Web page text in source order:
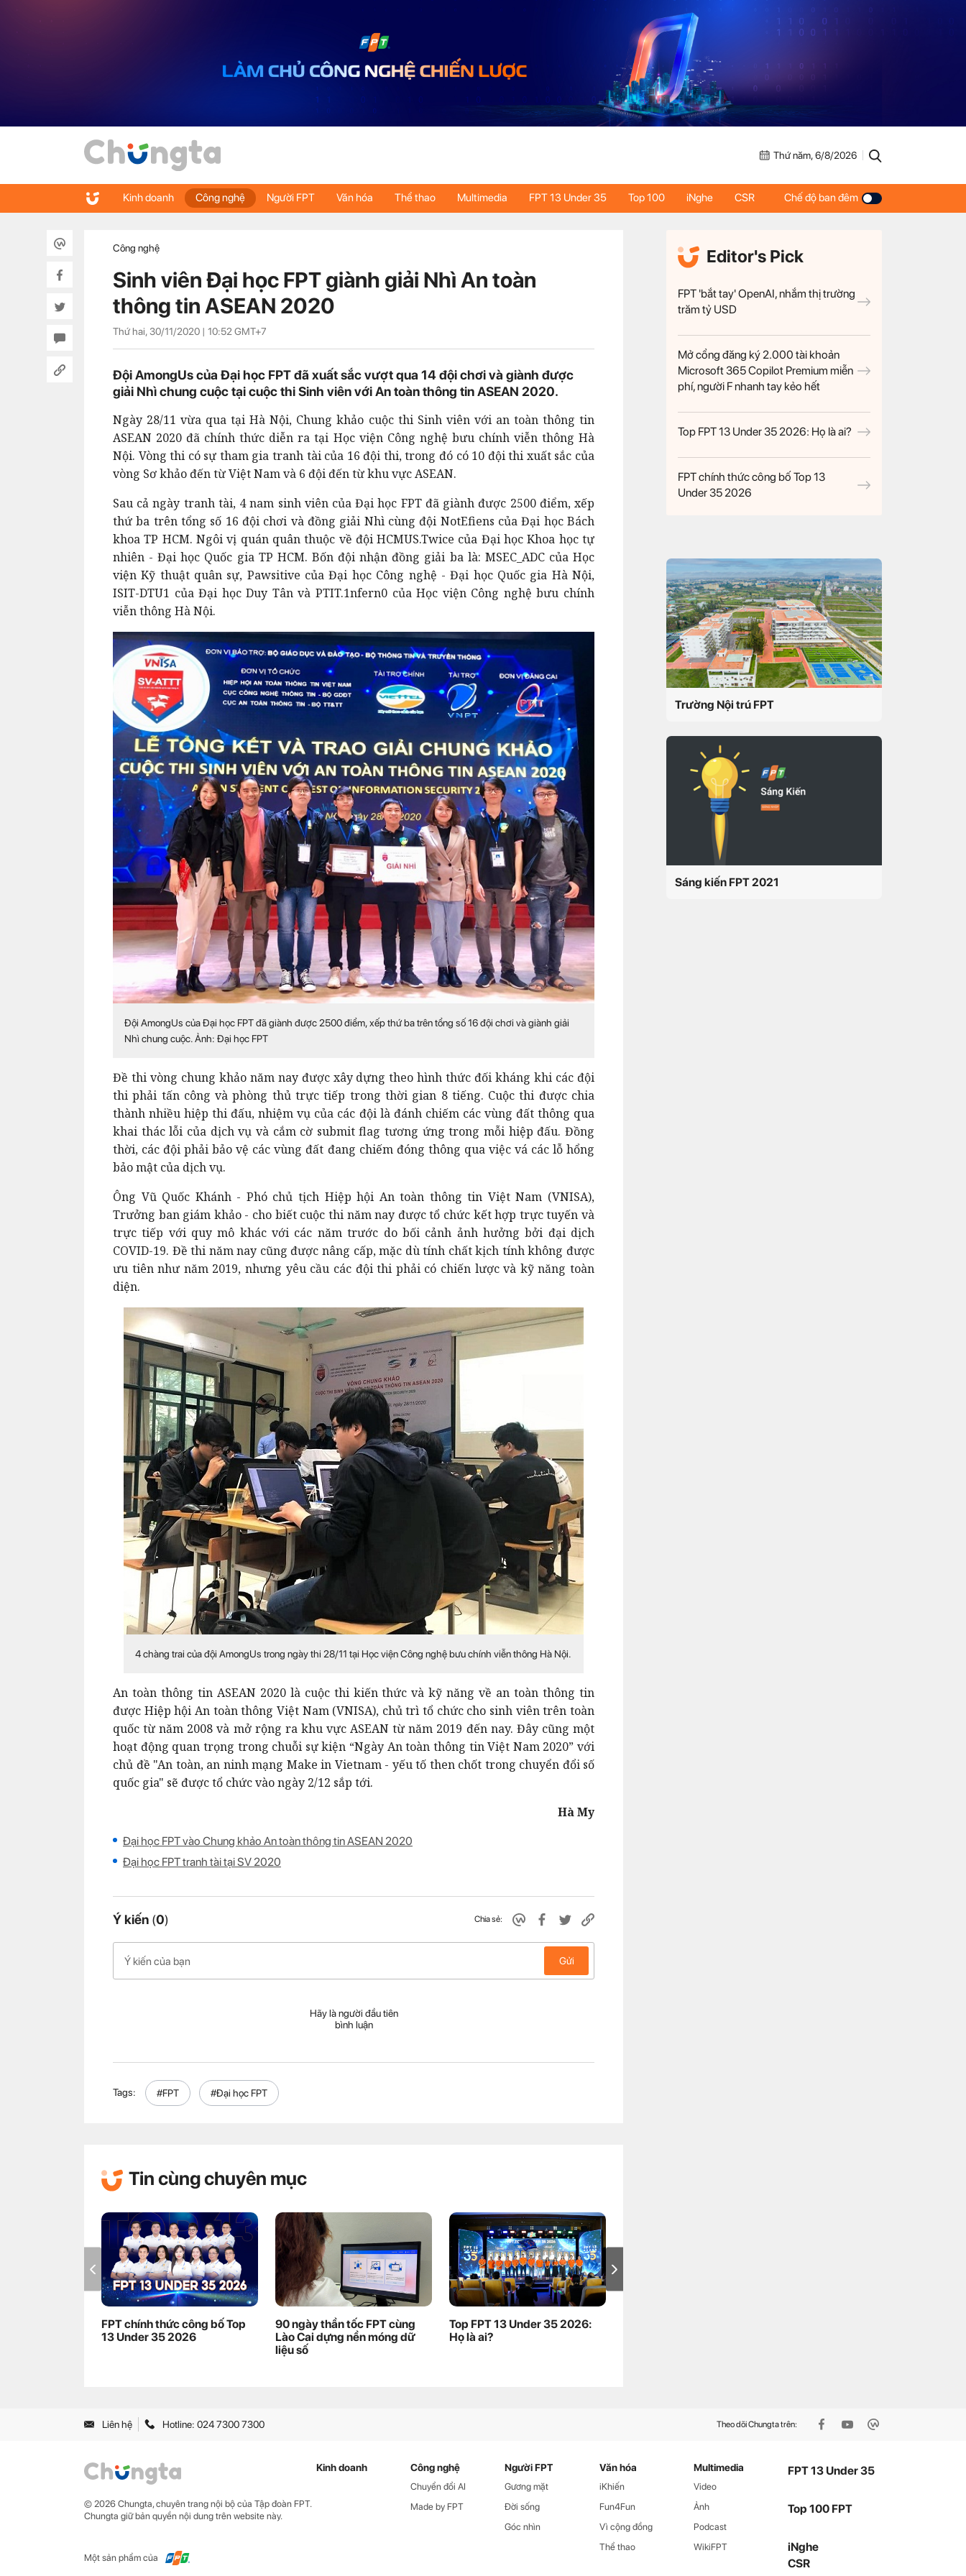
Thứ năm, 6/8/2026
Kinh doanh Công nghệ Người FPT Văn hóa Thể thao Multimedia FPT 13 Under 35 Top 100 iNghe CSR Chế độ ban đêm
Công nghệ
Sinh viên Đại học FPT giành giải Nhì An toàn
thông tin ASEAN 2020
Thứ hai, 30/11/2020 | 10:52 GMT+7
Đội AmongUs của Đại học FPT đã xuất sắc vượt qua 14 đội chơi và giành được
giải Nhì chung cuộc tại cuộc thi Sinh viên với An toàn thông tin ASEAN 2020.
Ngày 28/11 vừa qua tại Hà Nội, Chung khảo cuộc thi Sinh viên với an toàn thông tin
ASEAN 2020 đã chính thức diễn ra tại Học viện Công nghệ bưu chính viễn thông Hà
Nội. Vòng thi có sự tham gia tranh tài của 16 đội thi, trong đó có 10 đội thi xuất sắc của
vòng Sơ khảo đến từ Việt Nam và 6 đội đến từ khu vực ASEAN.
Sau cả ngày tranh tài, 4 nam sinh viên của Đại học FPT đã giành được 2500 điểm, xếp
thứ ba trên tổng số 16 đội chơi và đồng giải Nhì cùng đội NotEfiens của Đại học Bách
khoa TP HCM. Ngôi vị quán quân thuộc về đội HCMUS.Twice của Đại học Khoa học tự
nhiên - Đại học Quốc gia TP HCM. Bốn đội nhận đồng giải ba là: MSEC_ADC của Học
viện Kỹ thuật quân sự, Pawsitive của Đại học Công nghệ - Đại học Quốc gia Hà Nội,
ISIT-DTU1 của Đại học Duy Tân và PTIT.1nfern0 của Học viện Công nghệ bưu chính
viễn thông Hà Nội.
Đội AmongUs của Đại học FPT đã giành được 2500 điểm, xếp thứ ba trên tổng số 16 đội chơi và giành giải
Nhì chung cuộc. Ảnh: Đại học FPT
Đề thi vòng chung khảo năm nay được xây dựng theo hình thức đối kháng khi các đội
thi phải tấn công và phòng thủ trực tiếp trong thời gian 8 tiếng. Cuộc thi được chia
thành nhiều hiệp thi đấu, nhiệm vụ của các đội là đánh chiếm các vùng đất thông qua
khai thác lỗi của dịch vụ và cắm cờ submit flag tương ứng trong mỗi hiệp đấu. Đồng
thời, các đội phải bảo vệ các vùng đất đang chiếm đóng thông qua việc vá các lỗ hổng
bảo mật của dịch vụ.
Ông Vũ Quốc Khánh - Phó chủ tịch Hiệp hội An toàn thông tin Việt Nam (VNISA),
Trưởng ban giám khảo - cho biết cuộc thi năm nay được tổ chức kết hợp trực tuyến và
trực tiếp với quy mô khác với các năm trước do bối cảnh ảnh hưởng bởi đại dịch
COVID-19. Đề thi năm nay cũng được nâng cấp, mặc dù tính chất kịch tính không được
ưu tiên như năm 2019, nhưng yêu cầu các đội thi phải có chiến lược và kỹ năng toàn
diện.
4 chàng trai của đội AmongUs trong ngày thi 28/11 tại Học viện Công nghệ bưu chính viễn thông Hà Nội.
An toàn thông tin ASEAN 2020 là cuộc thi kiến thức và kỹ năng về an toàn thông tin
được Hiệp hội An toàn thông Việt Nam (VNISA), chủ trì tổ chức cho sinh viên trên toàn
quốc từ năm 2008 và mở rộng ra khu vực ASEAN từ năm 2019 đến nay. Đây cũng một
hoạt động quan trọng trong chuỗi sự kiện “Ngày An toàn thông tin Việt Nam 2020” với
chủ đề "An toàn, an ninh mạng Make in Vietnam - yếu tố then chốt trong chuyển đổi số
quốc gia" sẽ được tổ chức vào ngày 2/12 sắp tới.
Hà My
Đại học FPT vào Chung khảo An toàn thông tin ASEAN 2020
Đại học FPT tranh tài tại SV 2020
Ý kiến (0) Chia sẻ:
Gửi
Hãy là người đầu tiên
bình luận
Tags: #FPT #Đại học FPT
Editor's Pick
FPT 'bắt tay' OpenAI, nhắm thị trường
trăm tỷ USD
Mở cổng đăng ký 2.000 tài khoản
Microsoft 365 Copilot Premium miễn
phí, người F nhanh tay kẻo hết
Top FPT 13 Under 35 2026: Họ là ai?
FPT chính thức công bố Top 13
Under 35 2026
Trường Nội trú FPT
Sáng kiến FPT 2021
Tin cùng chuyên mục
FPT chính thức công bố Top
13 Under 35 2026
90 ngày thần tốc FPT cùng
Lào Cai dựng nền móng dữ
liệu số
Top FPT 13 Under 35 2026:
Họ là ai?
Liên hệ Hotline: 024 7300 7300 Theo dõi Chungta trên:
© 2026 Chungta, chuyên trang nội bộ của Tập đoàn FPT.
Chungta giữ bản quyền nội dung trên website này.
Một sản phẩm của
Kinh doanh Công nghệ
Chuyển đổi AI
Made by FPT
Người FPT
Gương mặt
Đời sống
Góc nhìn
Văn hóa
iKhiến
Fun4Fun
Vì cộng đồng
Thể thao
Multimedia
Video
Ảnh
Podcast
WikiFPT
FPT 13 Under 35
Top 100 FPT
iNghe
CSR